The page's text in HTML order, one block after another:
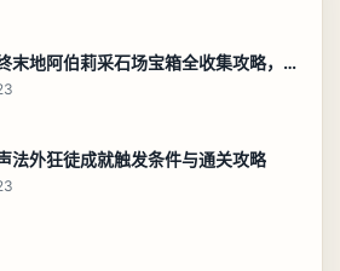
明日方舟终末地阿伯莉采石场宝箱全收集攻略，全点位分布图与路线
法外狂徒成就触发条件与通关攻略